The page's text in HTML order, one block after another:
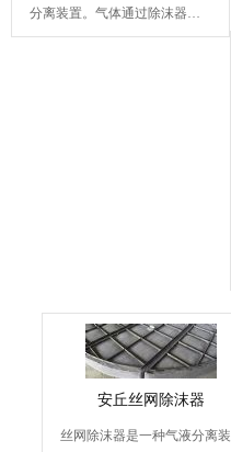
分离装置。气体通过除沫器的
丝网垫，可除去夹带的雾...
安丘丝网除沫器
丝网除沫器是一种气液分离装